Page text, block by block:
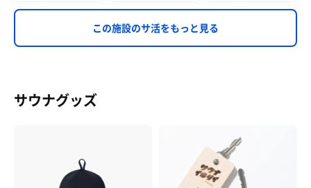
この施設のサ活をもっと見る
サウナグッズ